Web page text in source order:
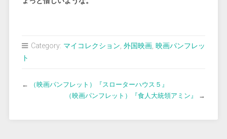
Category: マイコレクション, 外国映画, 映画パンフレッ
ト
←
（映画パンフレット）『スローターハウス５』
（映画パンフレット）『食人大統領アミン』
→